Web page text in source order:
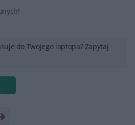
do Twojego laptopa? Zapytaj